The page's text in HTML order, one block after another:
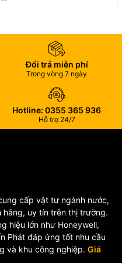
mềm
rãi trong:
nhỏ giọt
nối ống
Mate?
gian lắp đặt mà còn đảm
Đổi trả miễn phí
Trong vòng 7 ngày
Hotline: 0355 365 936
Hỗ trợ 24/7
cấp vật tư ngành nước,
hãng, uy tín trên thị trường.
hiệu lớn như Honeywell,
Phát đáp ứng tốt nhu cầu
và khu công nghiệp. Giá